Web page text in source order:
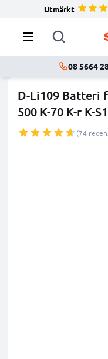
Utmärkt
08 5664
D-Li109 Batteri
500 K-70 K-r K-
(74